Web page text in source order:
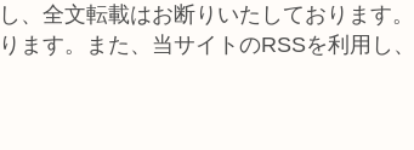
、全文転載はお断りいたしております。
ます。また、当サイトのRSSを利用し、